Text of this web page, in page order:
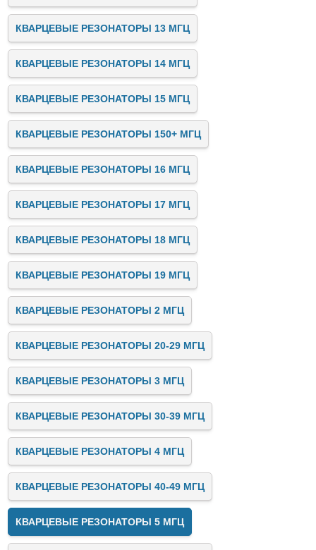
КВАРЦЕВЫЕ РЕЗОНАТОРЫ 13 МГЦ
КВАРЦЕВЫЕ РЕЗОНАТОРЫ 14 МГЦ
КВАРЦЕВЫЕ РЕЗОНАТОРЫ 15 МГЦ
КВАРЦЕВЫЕ РЕЗОНАТОРЫ 150+ МГЦ
КВАРЦЕВЫЕ РЕЗОНАТОРЫ 16 МГЦ
КВАРЦЕВЫЕ РЕЗОНАТОРЫ 17 МГЦ
КВАРЦЕВЫЕ РЕЗОНАТОРЫ 18 МГЦ
КВАРЦЕВЫЕ РЕЗОНАТОРЫ 19 МГЦ
КВАРЦЕВЫЕ РЕЗОНАТОРЫ 2 МГЦ
КВАРЦЕВЫЕ РЕЗОНАТОРЫ 20-29 МГЦ
КВАРЦЕВЫЕ РЕЗОНАТОРЫ 3 МГЦ
КВАРЦЕВЫЕ РЕЗОНАТОРЫ 30-39 МГЦ
КВАРЦЕВЫЕ РЕЗОНАТОРЫ 4 МГЦ
КВАРЦЕВЫЕ РЕЗОНАТОРЫ 40-49 МГЦ
КВАРЦЕВЫЕ РЕЗОНАТОРЫ 5 МГЦ